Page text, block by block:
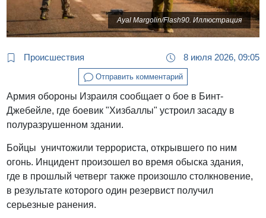
Ayal Margolin/Flash90. Иллюстрация
Происшествия 8 июля 2026, 09:05
Отправить комментарий
Армия обороны Израиля сообщает о бое в Бинт-
Джебейле, где боевик "Хизбаллы" устроил засаду в
полуразрушенном здании.
Бойцы уничтожили террориста, открывшего по ним
огонь. Инцидент произошел во время обыска здания,
где в прошлый четверг также произошло столкновение,
в результате которого один резервист получил
серьезные ранения.